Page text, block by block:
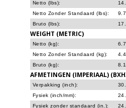
Netto (lbs):
Netto Zonder Standaard (lbs):
9.7
Bruto (lbs):
WEIGHT (METRIC)
Netto (kg):
6.7
Netto Zonder Standaard (kg):
4.4
Bruto (kg):
8.1
AFMETINGEN (IMPERIAAL)
Verpakking (inch):
Fysiek (inch/mm):
Fysiek zonder standaard (in.):